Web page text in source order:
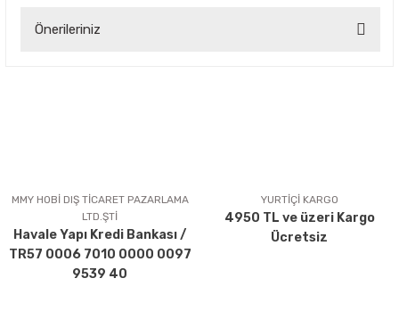
Önerileriniz
Ürün açıklamasında eksik bilgiler bulunuyor.
Ürün bilgilerinde hatalar bulunuyor.
Ürün fiyatı diğer sitelerden daha pahalı.
Bu ürüne benzer farklı alternatifler olmalı.
MMY HOBİ DIŞ TİCARET PAZARLAMA
LTD.ŞTİ
Havale Yapı Kredi Bankası /
TR57 0006 7010 0000 0097
9539 40
YURTİÇİ KARGO
4950 TL ve üzeri Kargo
Ücretsiz